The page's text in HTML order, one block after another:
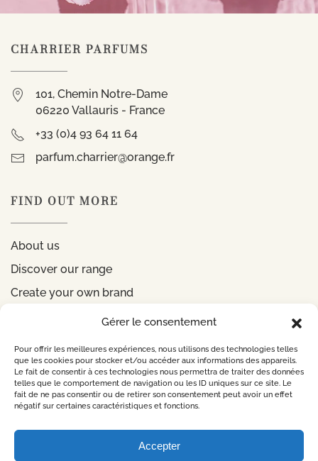
Gérer le consentement
Pour offrir les meilleures expériences, nous utilisons des technologies telles
que les cookies pour stocker et/ou accéder aux informations des appareils.
Le fait de consentir à ces technologies nous permettra de traiter des données
telles que le comportement de navigation ou les ID uniques sur ce site. Le
fait de ne pas consentir ou de retirer son consentement peut avoir un effet
négatif sur certaines caractéristiques et fonctions.
Accepter
CHARRIER PARFUMS
101, Chemin Notre-Dame
06220 Vallauris - France
+33 (0)4 93 64 11 64
parfum.charrier@orange.fr
FIND OUT MORE
About us
Discover our range
Create your own brand
Legal notice
Privacy Policy